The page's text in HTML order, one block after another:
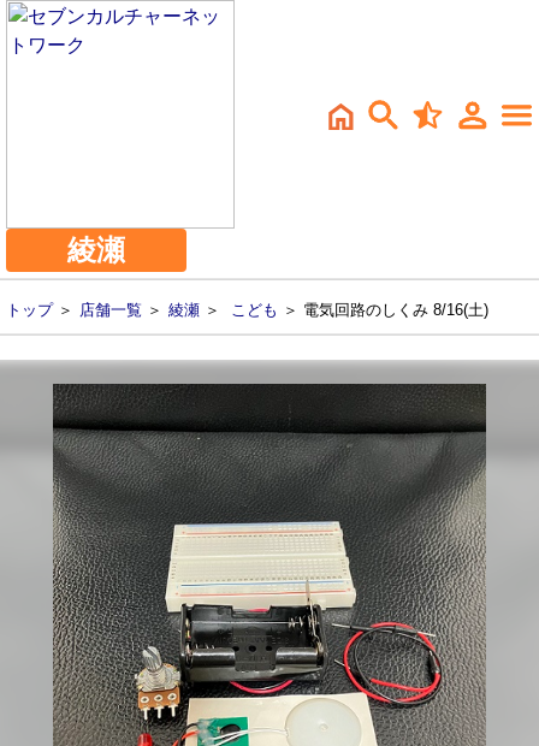
綾瀬
トップ＞ 店舗一覧 ＞ 綾瀬 ＞ こども ＞ 電気回路のしくみ 8/16(土)